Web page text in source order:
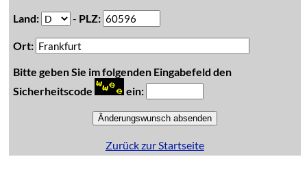
Land:
- PLZ:
Ort:
Bitte geben Sie im folgenden Eingabefeld den
Sicherheitscode
ein:
Zurück zur Startseite